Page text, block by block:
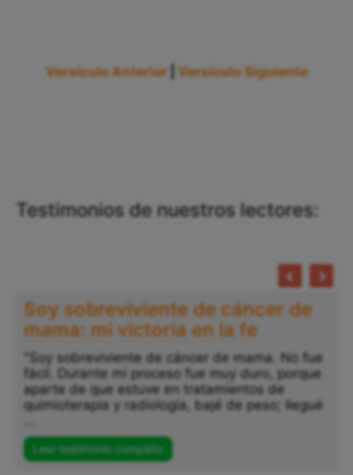
Versículo Anterior Versículo Siguiente
Testimonios de nuestros lectores:
Soy sobreviviente de cáncer de
mama: mi victoria en la fe
"Soy sobreviviente de cáncer de mama. No fue
fácil. Durante mi proceso fue muy duro, porque
aparte de que estuve en tratamientos de
quimioterapia y radiología, bajé de peso; llegué
Leer testimonio completo